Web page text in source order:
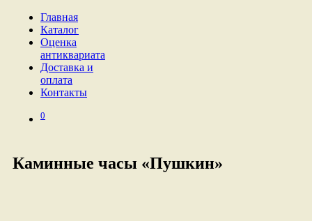
Главная
Каталог
Оценка
антиквариата
Доставка и
оплата
Контакты
0
Каминные часы «Пушкин»